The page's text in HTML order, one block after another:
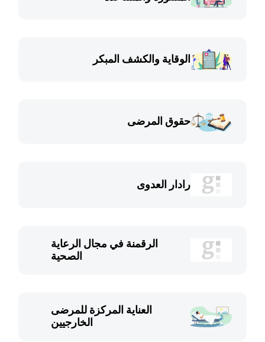
الوقاية والكشف المبكر
حقوق المرضى
رادار العدوى
الرقمنة في مجال الرعاية
الصحية
العناية المركزة للمرضى
الخارجيين